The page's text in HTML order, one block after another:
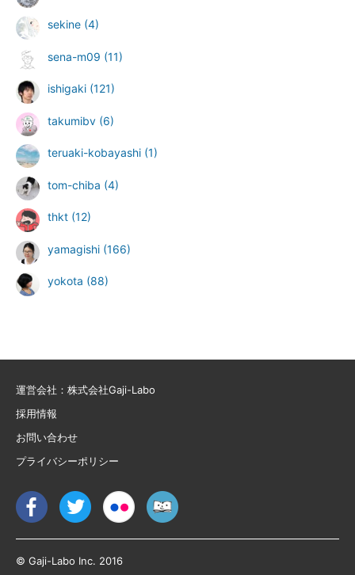
sekine (4)
sena-m09 (11)
ishigaki (121)
takumibv (6)
teruaki-kobayashi (1)
tom-chiba (4)
thkt (12)
yamagishi (166)
yokota (88)
運営会社：株式会社Gaji-Labo
採用情報
お問い合わせ
プライバシーポリシー
© Gaji-Labo Inc. 2016